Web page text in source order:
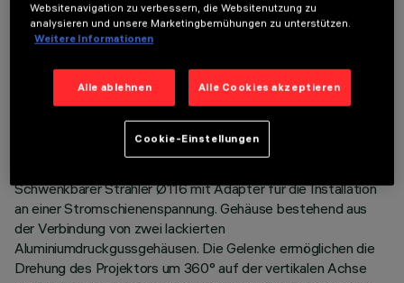
TECHNISCHE DATEN
LETZTES UPDATE: 06.08.2026
Schwenkbarer Strahler Ø116 mit Adapter für die Installation
an einer Stromschienenspannung. Gehäuse bestehend aus
der Verbindung von zwei lackierten
Aluminiumdruckgussgehäusen. Die Gelenke ermöglichen die
Drehung des Projektors um 360° auf der vertikalen Achse
Websitenavigation zu verbessern, die Websitenutzung zu
analysieren und unsere Marketingbemühungen zu unterstützen.
Weitere Informationen
Alle ablehnen Alle Cookies akzeptieren
Cookie-Einstellungen